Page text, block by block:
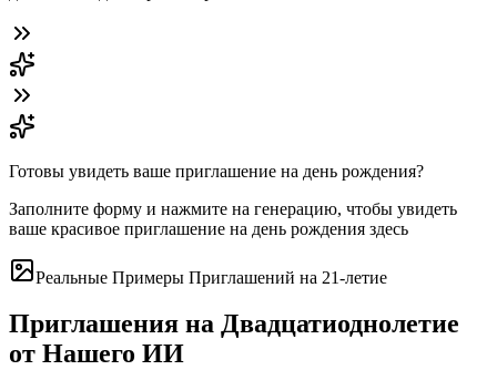
Готовы увидеть ваше приглашение на день рождения?
Заполните форму и нажмите на генерацию, чтобы увидеть
ваше красивое приглашение на день рождения здесь
Реальные Примеры Приглашений на 21-летие
Приглашения на Двадцатиоднолетие
от Нашего ИИ